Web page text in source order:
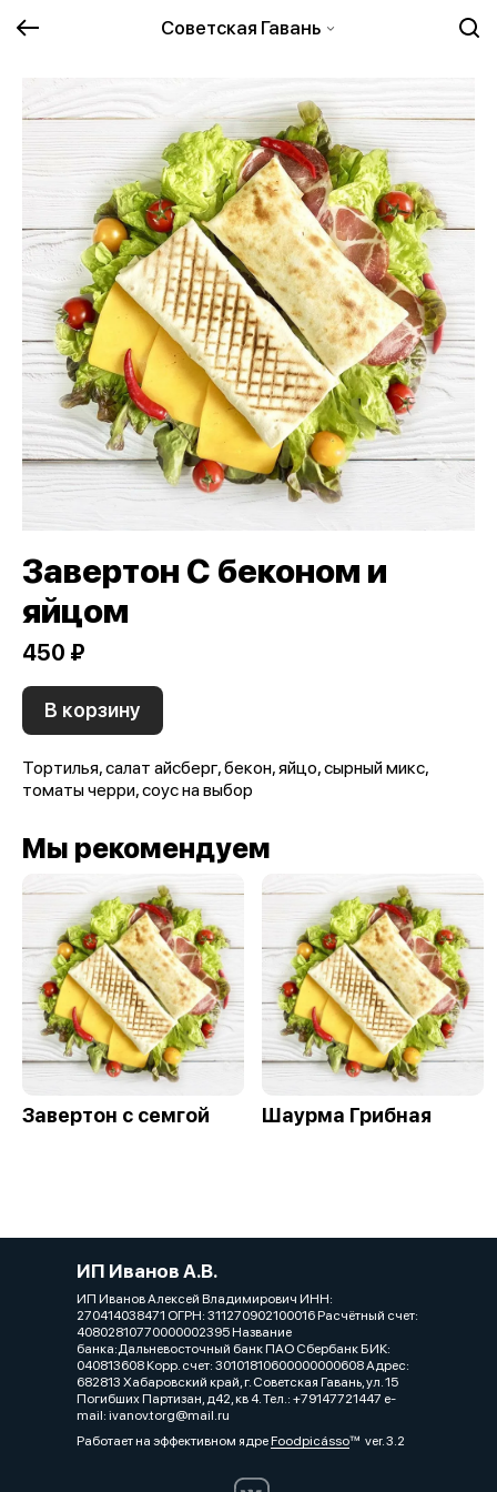
Советская Гавань
Завертон С беконом и
яйцом
450 ₽
В корзину
Тортилья, салат айсберг, бекон, яйцо, сырный микс,
томаты черри, соус на выбор
Мы рекомендуем
Завертон с семгой Шаурма Грибная
ИП Иванов А.В.
ИП Иванов Алексей Владимирович ИНН:
270414038471 ОГРН: 311270902100016 Расчётный счет:
40802810770000002395 Название
банка:Дальневосточный банк ПАО Сбербанк БИК:
040813608 Корр. счет: 30101810600000000608 Адрес:
682813 Хабаровский край, г. Советская Гавань, ул. 15
Погибших Партизан, д42, кв 4. Тел.: +79147721447 e-
mail: ivanov.torg@mail.ru
Работает на эффективном ядреFoodpicássover. 3.2